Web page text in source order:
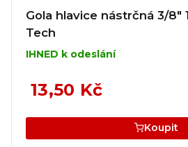
Gola hlavice nástrčná 3/8"
Tech
IHNED k odeslání
13,50 Kč
Koupit